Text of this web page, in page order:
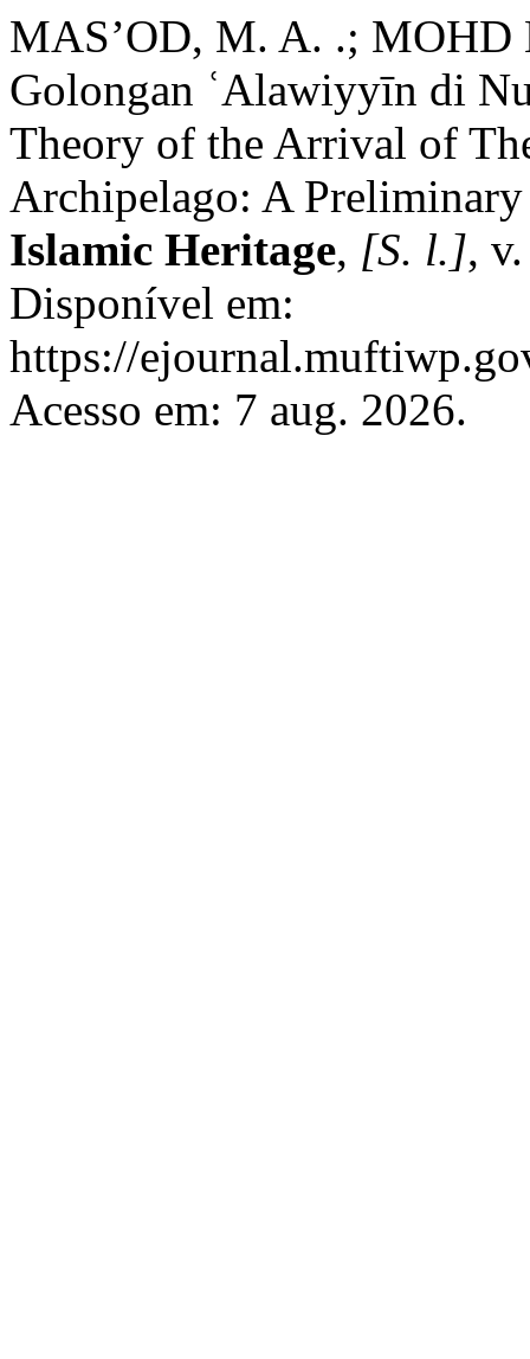
MAS’OD, M. A. .; MOHD
Golongan ʿAlawiyyīn di
Theory of the Arrival of
Archipelago: A
Islamic Heritage, [S. l.],
Disponível em:
https://
Acesso em: 7 aug. 2026.